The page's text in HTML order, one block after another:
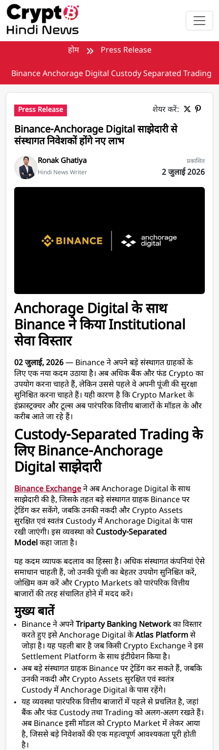
मुख्य सामग्री पर जाएँ
होम Press Release
Binance Anchorage Digital Custody Separated Trading
Press Release शेयर करें:
Binance-Anchorage Digital साझेदारी से
संस्थागत निवेशकों होंगे नए लाभ
Ronak Ghatiya
Hindi News Writer
प्रकाशित
2 जुलाई 2026
Binance-Anchorage Digital Partnership
Anchorage Digital के साथ
Binance ने किया Institutional
सेवा विस्तार
02 जुलाई, 2026 — Binance ने अपने बड़े संस्थागत ग्राहकों के
लिए एक नया कदम उठाया है। अब अधिक बैंक और फंड Crypto का
उपयोग करना चाहते हैं, लेकिन उससे पहले वे अपनी पूंजी की सुरक्षा
सुनिश्चित करना चाहते हैं। यही कारण है कि Crypto Market के
इंफ्रास्ट्रक्चर और टूल्स अब पारंपरिक वित्तीय बाजारों के मॉडल के और
करीब आते जा रहे हैं।
Custody-Separated Trading के
लिए Binance-Anchorage
Digital साझेदारी
Binance Exchange ने अब Anchorage Digital के साथ
साझेदारी की है, जिसके तहत बड़े संस्थागत ग्राहक Binance पर
ट्रेडिंग कर सकेंगे, जबकि उनकी नकदी और Crypto Assets
सुरक्षित एवं स्वतंत्र Custody में Anchorage Digital के पास
रखी जाएंगी। इस व्यवस्था को Custody-Separated
Model कहा जाता है।
यह कदम व्यापक बदलाव का हिस्सा है। अधिक संस्थागत कंपनियां ऐसे
समाधान चाहती हैं, जो उनकी पूंजी का बेहतर उपयोग सुनिश्चित करें,
जोखिम कम करें और Crypto Markets को पारंपरिक वित्तीय
बाजारों की तरह संचालित होने में मदद करें।
मुख्य बातें
Binance ने अपने Triparty Banking Network का विस्तार
करते हुए इसे Anchorage Digital के Atlas Platform से
जोड़ा है। यह पहली बार है जब किसी Crypto Exchange ने इस
Settlement Platform के साथ इंटीग्रेशन किया है।
अब बड़े संस्थागत ग्राहक Binance पर ट्रेडिंग कर सकते हैं, जबकि
उनकी नकदी और Crypto Assets सुरक्षित एवं स्वतंत्र
Custody में Anchorage Digital के पास रहेंगे।
यह व्यवस्था पारंपरिक वित्तीय बाजारों में पहले से प्रचलित है, जहां
बैंक और फंड Custody तथा Trading को अलग-अलग रखते हैं।
अब Binance इसी मॉडल को Crypto Market में लेकर आया
है, जिससे बड़े निवेशकों की एक महत्वपूर्ण आवश्यकता पूरी होती
है।